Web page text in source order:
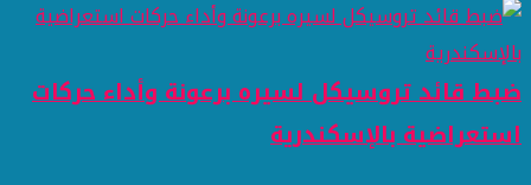
ضبط قائد تروسيكل لسيره برعونة وأداء حركات
استعراضية بالإسكندرية